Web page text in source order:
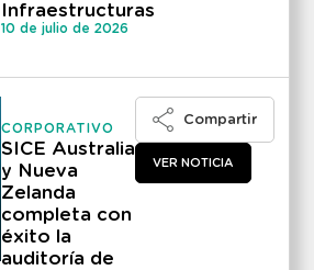
Infraestructuras
10 de julio de 2026
CORPORATIVO
SICE Australia
y Nueva
Zelanda
completa con
éxito la
auditoría de
Compartir
VER NOTICIA